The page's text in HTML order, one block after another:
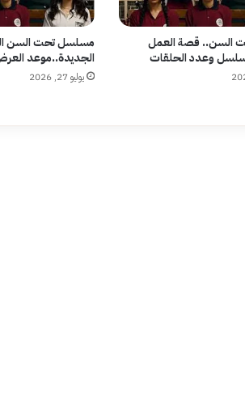
السن.. قصة العمل
وعدد الحلقات
مسلسل تحت السن
الجديدة..موعد
يوليو 27, 2026